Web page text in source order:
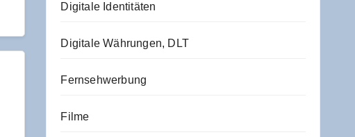
Digitale Identitäten
Digitale Währungen, DLT
Fernsehwerbung
Filme